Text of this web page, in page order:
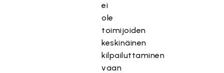
ei
ole
toimijoiden
keskinäinen
kilpailuttaminen
vaan